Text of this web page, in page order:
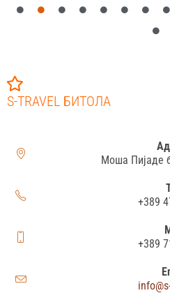
S-TRAVEL БИТОЛА
Моша Пијаде
+389
+389